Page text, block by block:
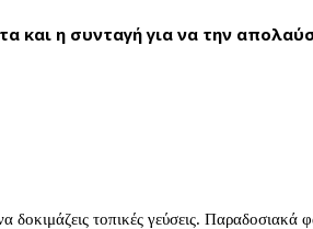
και η συνταγή για να την
δοκιμάζεις τοπικές γεύσεις.